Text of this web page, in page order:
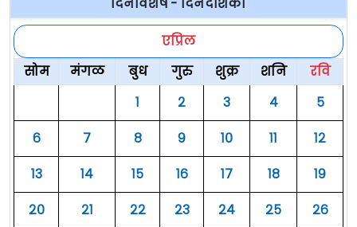
दिनविशेष - दिनदर्शिका
एप्रिल
सोम
मंगळ बुध गुरु शुक्र शनि
रवि
१
२ ३ ४
५
६
७ ८ ९ १० ११
१२
१३
१४ १५ १६ १७ १८
१९
२०
२१ २२ २३ २४ २५
२६